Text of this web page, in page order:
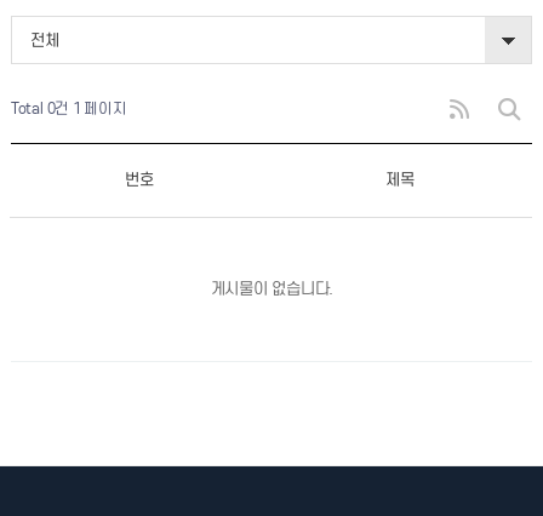
전체
Total 0건 1 페이지
번호 제목
게시물이 없습니다.